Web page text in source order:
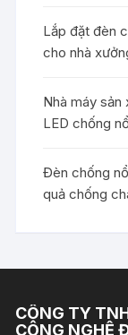
Lắp đặt đèn
cho nhà
Nhà máy
LED chống
Đèn chống
quả chống
CÔNG TY
CÔNG NGHỆ